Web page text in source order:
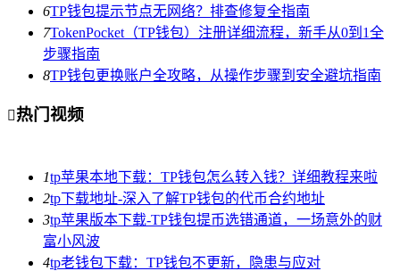
6TP钱包提示节点无网络？排查修复全指南
7TokenPocket（TP钱包）注册详细流程，新手从0到1全
步骤指南
8TP钱包更换账户全攻略，从操作步骤到安全避坑指南
热门视频
1tp苹果本地下载：TP钱包怎么转入钱？详细教程来啦
2tp下载地址-深入了解TP钱包的代币合约地址
3tp苹果版本下载-TP钱包提币选错通道，一场意外的财
富小风波
4tp老钱包下载：TP钱包不更新，隐患与应对